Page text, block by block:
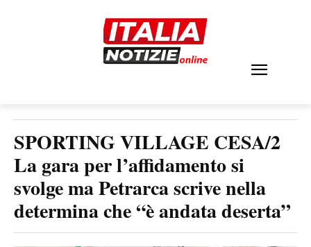
SPORTING VILLAGE CESA/2
La gara per l’affidamento si
svolge ma Petrarca scrive nella
determina che “è andata deserta”